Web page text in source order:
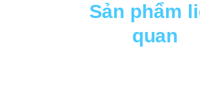
Sản phẩm
quan